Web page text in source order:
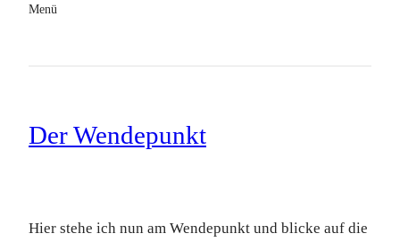
Menü
Der Wendepunkt
Hier stehe ich nun am Wendepunkt und blicke auf die